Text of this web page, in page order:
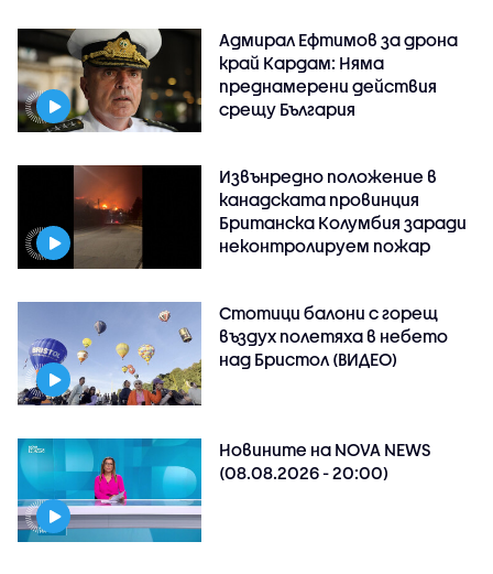
Адмирал Ефтимов за дрона
край Кардам: Няма
преднамерени действия
срещу България
Извънредно положение в
канадската провинция
Британска Колумбия заради
неконтролируем пожар
Стотици балони с горещ
въздух полетяха в небето
над Бристол (ВИДЕО)
Новините на NOVA NEWS
(08.08.2026 - 20:00)